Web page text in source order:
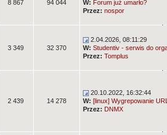
8 867 94 044
W: Forum już umarło?
Przez: nospor
3 349 32 370
2.04.2026, 08:11:29
W: Studentiv - serwis do
Przez: Tomplus
2 439 14 278
20.10.2022, 16:32:44
W: [linux] Wygrepowanie
Przez: DNMX